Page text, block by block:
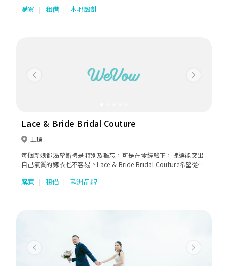
葉邊、蕾絲等都應有盡有，而且顏色亦多不勝數，單單是一個顏
購買 租借 本地設計
Previous Next
Lace & Bride Bridal Couture
上環
每個新娘都渴望婚禮是特別及難忘，可是在零經驗下，揀選能突出
自己氣質的嫁衣也不容易。Lace & Bride Bridal Couture希望從新
人角度出發，以細緻手工和剪裁設計，展現新娘的體態美與氣質，
務求讓新娘眼前一亮，能夠充滿期待地在這裡找到婚禮夢想。
購買 租借 歐洲品牌
Previous Next